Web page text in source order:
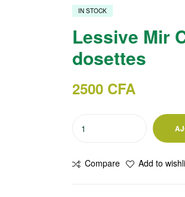
IN STOCK
Lessive Mir
dosettes
2500 CFA
Mir Compare Add to